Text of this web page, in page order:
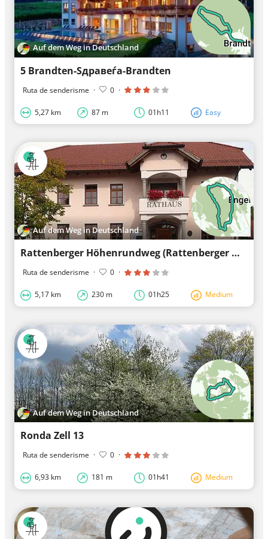
Auf dem Weg in Deutschland
5 Brandten-Sдравеѓа-Brandten
Ruta de senderisme · 0 ·
5,27 km 87 m 01h11 Easy
Auf dem Weg in Deutschland
Rattenberger Höhenrundweg (Rattenberger Wanderweg 10)
Ruta de senderisme · 0 ·
5,17 km 230 m 01h25 Medium
Auf dem Weg in Deutschland
Ronda Zell 13
Ruta de senderisme · 0 ·
6,93 km 181 m 01h41 Medium